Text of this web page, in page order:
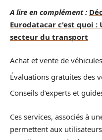
A lire en complément :
Eurodatacar c'est quoi
secteur du transport
Achat et vente de
Évaluations gratuites des
Conseils d’experts et
Ces services, associés à
permettent aux